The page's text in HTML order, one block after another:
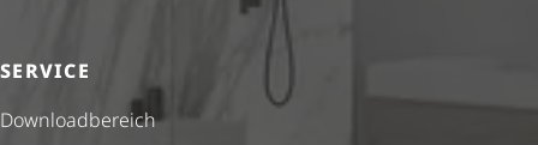
SERVICE
Down­load­be­reich